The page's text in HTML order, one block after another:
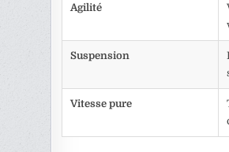
Agilité
Suspension
Vitesse pure